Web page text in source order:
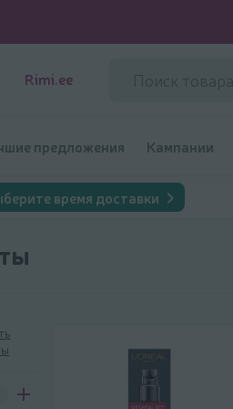
Rimi.ee
предложения Кампании
время доставки